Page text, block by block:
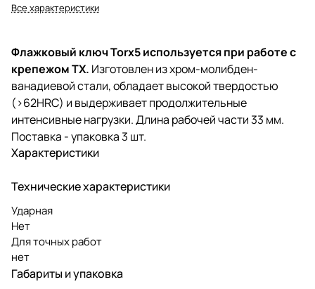
Все характеристики
Флажковый ключ Torx5 используется при работе с
крепежом TX. Изготовлен из хром-молибден-
ванадиевой стали, обладает высокой твердостью
(>62HRC) и выдерживает продолжительные
интенсивные нагрузки. Длина рабочей части 33 мм.
Поставка - упаковка 3 шт.
Характеристики
Технические характеристики
Ударная
Нет
Для точных работ
нет
Габариты и упаковка